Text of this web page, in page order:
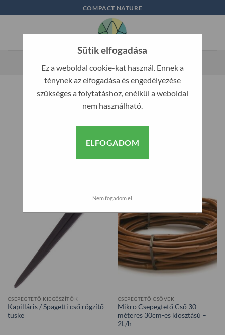
to
COMPACT NATURE
KEZDŐLAP / GYÁRTÓ TERMÉK / TECO
SZŰRÉS
CSEPEGTETŐ KIEGÉSZÍTŐK
Kapilláris / Spagetti cső rögzítő
tüske
Akció!
CSEPEGTETŐ CSÖVEK
Mikro Csepegtető Cső 30
méteres 30cm-es kiosztású –
2L/h
Sütik elfogadása
Ez a weboldal cookie-kat használ. Ennek a
ténynek az elfogadása és engedélyezése
szükséges a folytatáshoz, enélkül a weboldal
nem használható.
ELFOGADOM
Nem fogadom el